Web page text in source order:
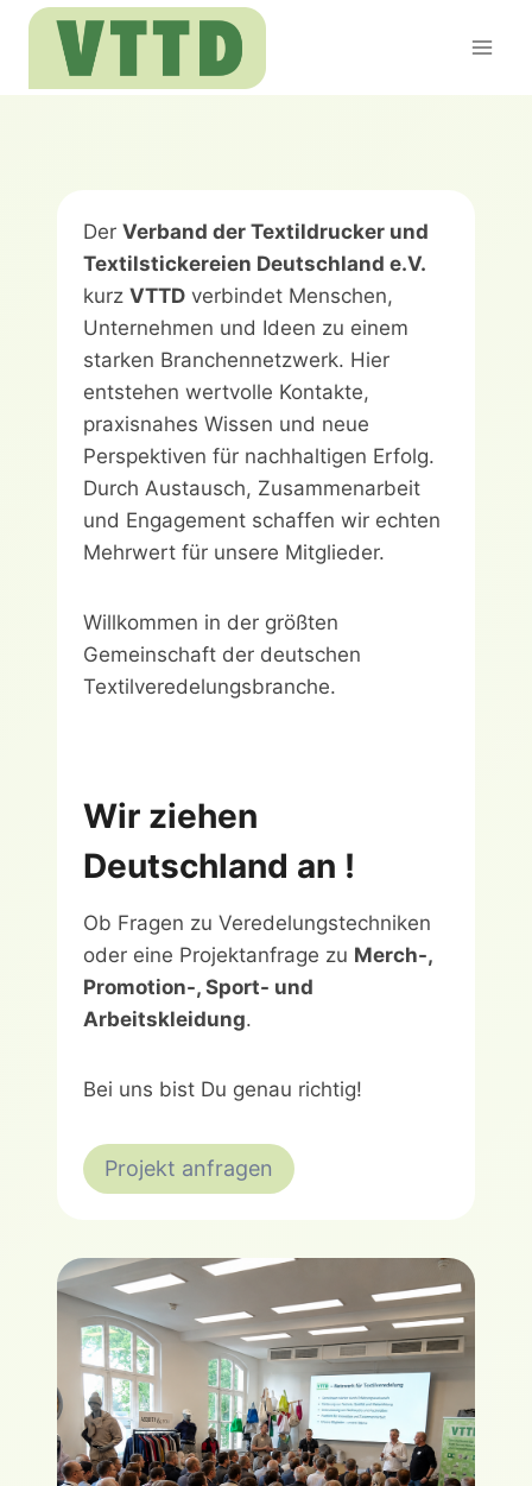
Zum
springen
Der Verband der Textildrucker und
Textilstickereien Deutschland e.V.
kurz VTTD verbindet Menschen,
Unternehmen und Ideen zu einem
starken Branchennetzwerk. Hier
entstehen wertvolle Kontakte,
praxisnahes Wissen und neue
Perspektiven für nachhaltigen Erfolg.
Durch Austausch, Zusammenarbeit
und Engagement schaffen wir echten
Mehrwert für unsere Mitglieder.
Willkommen in der größten
Gemeinschaft der deutschen
Textilveredelungsbranche.
Wir ziehen
Deutschland an !
Ob Fragen zu Veredelungstechniken
oder eine Projektanfrage zu Merch-,
Promotion-, Sport- und
Arbeitskleidung.
Bei uns bist Du genau richtig!
Projekt anfragen